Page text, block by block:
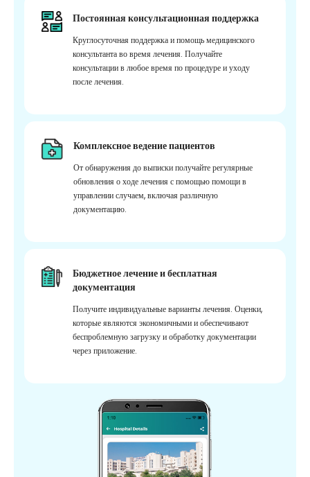
Постоянная консультационная поддержка
Круглосуточная поддержка и помощь медицинского
консультанта во время лечения. Получайте
консультации в любое время по процедуре и уходу
после лечения.
Комплексное ведение пациентов
От обнаружения до выписки получайте регулярные
обновления о ходе лечения с помощью помощи в
управлении случаем, включая различную
документацию.
Бюджетное лечение и бесплатная
документация
Получите индивидуальные варианты лечения. Оценки,
которые являются экономичными и обеспечивают
беспроблемную загрузку и обработку документации
через приложение.